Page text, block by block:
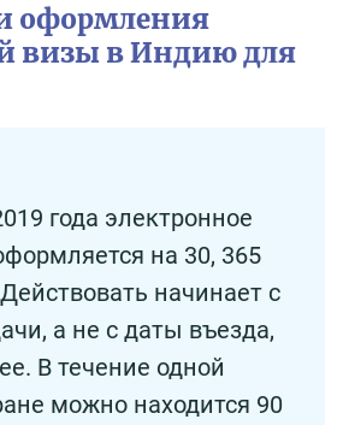
оформления
визы в Индию для
года электронное
на 30, 365
начинает с
а не с даты въезда,
В течение одной
можно находится 90